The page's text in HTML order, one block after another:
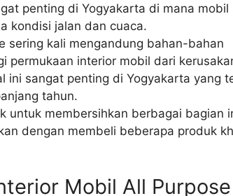
penting di Yogyakarta di mana mobil
kondisi jalan dan cuaca.
sering kali mengandung bahan-bahan
permukaan interior mobil dari
ini sangat penting di Yogyakarta yang
tahun.
untuk membersihkan berbagai bagian
dengan membeli beberapa produk
Mobil All Purpose